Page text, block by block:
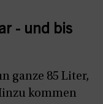
- und bis
ganze 85 Liter,
kommen